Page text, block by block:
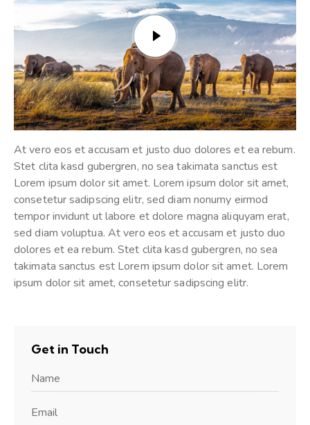
At vero eos et accusam et justo duo dolores et ea rebum.
Stet clita kasd gubergren, no sea takimata sanctus est
Lorem ipsum dolor sit amet. Lorem ipsum dolor sit amet,
consetetur sadipscing elitr, sed diam nonumy eirmod
tempor invidunt ut labore et dolore magna aliquyam erat,
sed diam voluptua. At vero eos et accusam et justo duo
dolores et ea rebum. Stet clita kasd gubergren, no sea
takimata sanctus est Lorem ipsum dolor sit amet. Lorem
ipsum dolor sit amet, consetetur sadipscing elitr.
Get in Touch